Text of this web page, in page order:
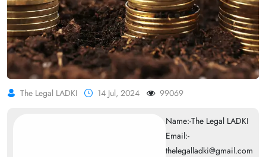
The Legal LADKI 14 Jul, 2024 99069
Name:-The Legal LADKI
Email:-
thelegalladki@gmail.com